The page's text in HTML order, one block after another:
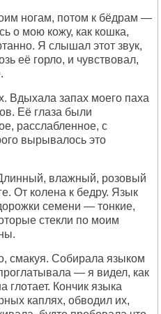
ногам, потом к бёдрам —
о мою кожу, как кошка,
Я слышал этот звук,
её горло, и чувствовал,
Вдыхала запах моего паха
Её глаза были
расслабленное, с
вырывалось это
влажный, розовый
От колена к бедру. Язык
семени — тонкие,
стекли по моим
смакуя. Собирала языком
— я видел, как
глотает. Кончик языка
каплях, обводил их,